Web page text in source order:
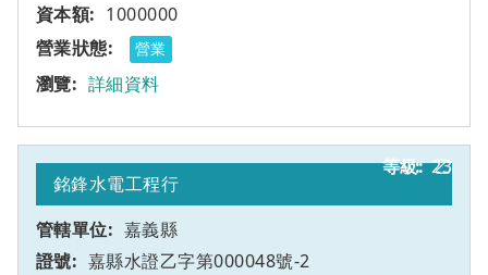
1000000
營業
詳細資料
23
銘鋒水電工程行
嘉義縣
嘉縣水證乙字第000048號-2
乙